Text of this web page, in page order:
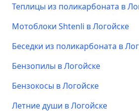
Теплицы из поликарбоната в
Мотоблоки Shtenli в Логойске
Беседки из поликарбоната в
Бензопилы в Логойске
Бензокосы в Логойске
Летние души в Логойске